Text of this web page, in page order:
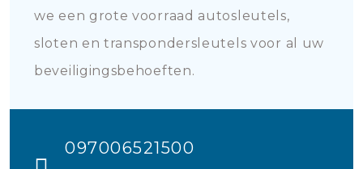
we een grote voorraad autosleutels,
sloten en transpondersleutels voor al uw
beveiligingsbehoeften.
097006521500